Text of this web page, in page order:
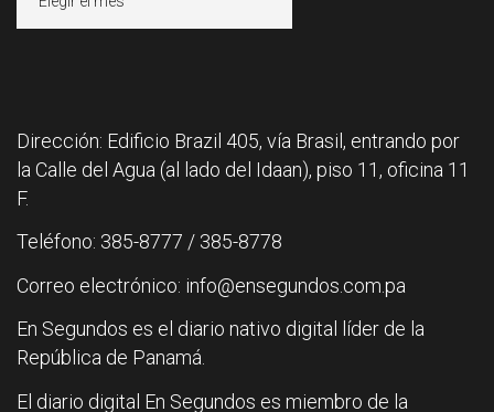
Dirección: Edificio Brazil 405, vía Brasil, entrando por
la Calle del Agua (al lado del Idaan), piso 11, oficina 11
F.
Teléfono: 385-8777 / 385-8778
Correo electrónico: info@ensegundos.com.pa
En Segundos es el diario nativo digital líder de la
República de Panamá.
El diario digital En Segundos es miembro de la